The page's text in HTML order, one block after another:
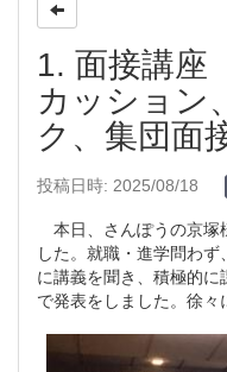
1. 面接講座
カッション
ク、集団面
投稿日時: 2025/08/18
本日、さんぽうの京塚
した。就職・進学問わ
に講義を聞き、積極的
で発表をしました。徐々